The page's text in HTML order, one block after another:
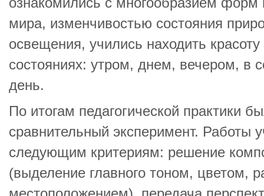
мира, изменчивостью состояния
освещения, учились находить
состояниях: утром, днем, вечером, в
день.
По итогам педагогической практики
сравнительный эксперимент. Работы
следующим критериям: решение
(выделение главного тоном, цветом,